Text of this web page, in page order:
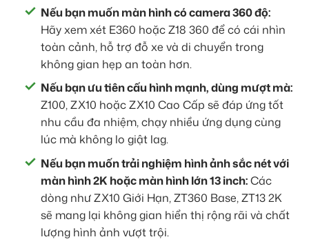
Nếu bạn muốn màn hình có camera 360 độ:
Hãy xem xét E360 hoặc Z18 360 để có cái nhìn
toàn cảnh, hỗ trợ đỗ xe và di chuyển trong
không gian hẹp an toàn hơn.
Nếu bạn ưu tiên cấu hình mạnh, dùng mượt mà:
Z100, ZX10 hoặc ZX10 Cao Cấp sẽ đáp ứng tốt
nhu cầu đa nhiệm, chạy nhiều ứng dụng cùng
lúc mà không lo giật lag.
Nếu bạn muốn trải nghiệm hình ảnh sắc nét với
màn hình 2K hoặc màn hình lớn 13 inch:Các
dòng như ZX10 Giới Hạn, ZT360 Base, ZT13 2K
sẽ mang lại không gian hiển thị rộng rãi và chất
lượng hình ảnh vượt trội.